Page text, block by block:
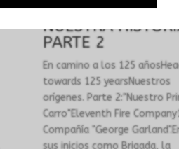
UN POCO DE
NUESTRA
PARTE 2
En camino a los 125
towards 125 yearsNuestros
orígenes. Parte 2:"Nuestro
Carro"Eleventh Fire
Compañía "George
sus inicios como Brigada, la